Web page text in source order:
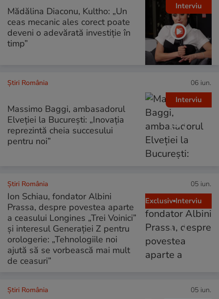
Interviu
Mădălina Diaconu, Kultho: „Un
ceas mecanic ales corect poate
deveni o adevărată investiție în
timp”
Interviu
Știri România 06 iun.
Massimo Baggi, ambasadorul
Elveției la București: „Inovația
reprezintă cheia succesului
pentru noi”
Exclusiv Interviu
Știri România 05 iun.
Ion Schiau, fondator Albini
Prassa, despre povestea aparte
a ceasului Longines „Trei Voinici”
și interesul Generației Z pentru
orologerie: „Tehnologiile noi
ajută să se vorbească mai mult
de ceasuri”
Știri România 05 iun.